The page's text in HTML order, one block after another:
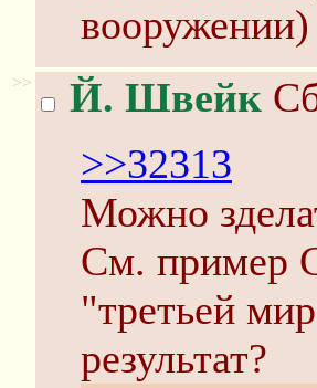
вооружении)
>> Й. Швейк
>>32313
Можно
См. пример
"третьей
результат?